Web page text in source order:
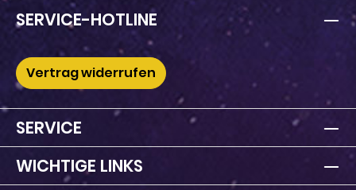
SERVICE-HOTLINE
Vertrag widerrufen
SERVICE
WICHTIGE LINKS